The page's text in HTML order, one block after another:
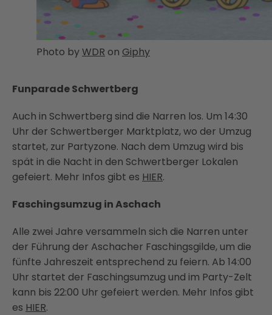
Photo byWDR on Giphy
Funparade Schwertberg
Auch in Schwertberg sind die Narren los. Um 14:30
Uhr der Schwertberger Marktplatz, wo der Umzug
startet, zur Partyzone. Nach dem Umzug wird bis
spät in die Nacht in den Schwertberger Lokalen
gefeiert. Mehr Infos gibt es HIER.
Faschingsumzug in Aschach
Alle zwei Jahre versammeln sich die Narren unter
der Führung der Aschacher Faschingsgilde, um die
fünfte Jahreszeit entsprechend zu feiern. Ab 14:00
Uhr startet der Faschingsumzug und im Party-Zelt
kann bis 22:00 Uhr gefeiert werden. Mehr Infos gibt
es HIER.